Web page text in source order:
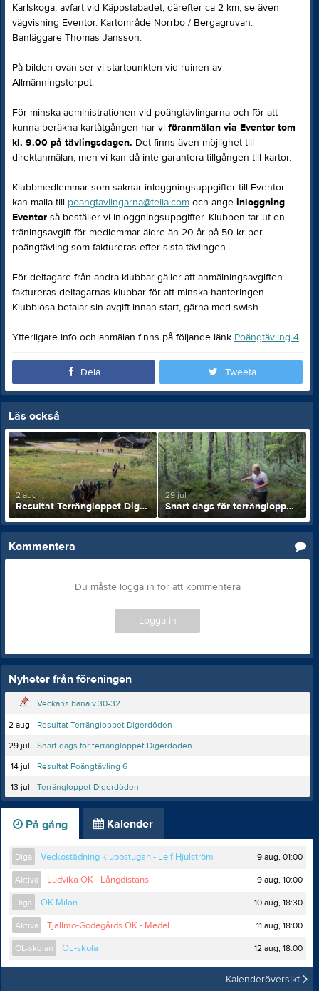
Karlskoga, avfart vid Käppstabadet, därefter ca 2 km, se även
vägvisning Eventor. Kartområde Norrbo / Bergagruvan.
Banläggare Thomas Jansson.
På bilden ovan ser vi startpunkten vid ruinen av
Allmänningstorpet.
För minska administrationen vid poängtävlingarna och för att
kunna beräkna kartåtgången har vi föranmälan via Eventor tom
kl. 9.00 på tävlingsdagen. Det finns även möjlighet till
direktanmälan, men vi kan då inte garantera tillgången till kartor.
Klubbmedlemmar som saknar inloggningsuppgifter till Eventor
kan maila till poangtavlingarna@telia.com och ange inloggning
Eventor så beställer vi inloggningsuppgifter. Klubben tar ut en
träningsavgift för medlemmar äldre än 20 år på 50 kr per
poängtävling som faktureras efter sista tävlingen.
För deltagare från andra klubbar gäller att anmälningsavgiften
faktureras deltagarnas klubbar för att minska hanteringen.
Klubblösa betalar sin avgift innan start, gärna med swish.
Ytterligare info och anmälan finns på följande länk Poängtävling 4
Dela Tweeta
Läs också
2 aug
Resultat Terrängloppet Digerdöden
29 jul
Snart dags för terrängloppet Digerdöden
Kommentera
Du måste logga in för att kommentera
Logga in
Nyheter från föreningen
Veckans bana v.30-32
2 aug
Resultat Terrängloppet Digerdöden
29 jul
Snart dags för terrängloppet Digerdöden
14 jul
Resultat Poängtävling 6
13 jul
Terrängloppet Digerdöden
På gång Kalender
Diga Veckostädning klubbstugan - Leif Hjulström 9 aug, 01:00
Aktiva Ludvika OK - Långdistans 9 aug, 10:00
Diga OK Milan 10 aug, 18:30
Aktiva Tjällmo-Godegårds OK - Medel 11 aug, 18:00
OL-skolan OL-skola 12 aug, 18:00
Kalenderöversikt